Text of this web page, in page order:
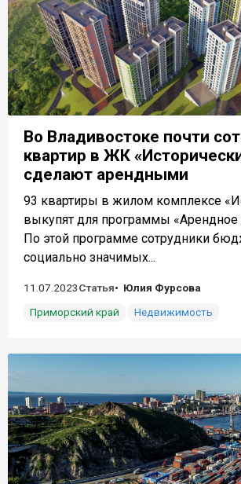
Во Владивостоке почти
квартир в ЖК
сделают арендными
93 квартиры в жилом комплексе
выкупят для программы «Арендное
По этой программе сотрудники
социально значимых...
11.07.2023Статья
Юлия Фурсова
Приморский край
Недвижимость